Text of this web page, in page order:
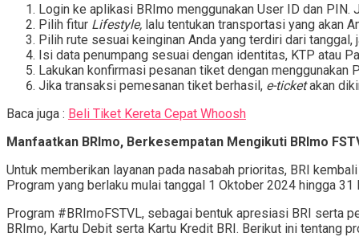
Login ke aplikasi BRImo menggunakan User ID dan
Pilih fitur Lifestyle, lalu tentukan transportasi yang akan
Pilih rute sesuai keinginan Anda yang terdiri dari tanggal,
Isi data penumpang sesuai dengan identitas, KTP atau
Lakukan konfirmasi pesanan tiket dengan menggunakan
Jika transaksi pemesanan tiket berhasil, e-ticketakan
Baca juga : Beli Tiket Kereta Cepat Whoosh
Manfaatkan BRImo, Berkesempatan Mengikuti BRImo
Untuk memberikan layanan pada nasabah prioritas, BRI
Program yang berlaku mulai tanggal 1 Oktober 2024 hingga
Program #BRImoFSTVL, sebagai bentuk apresiasi BRI serta
BRImo, Kartu Debit serta Kartu Kredit BRI. Berikut ini tentang